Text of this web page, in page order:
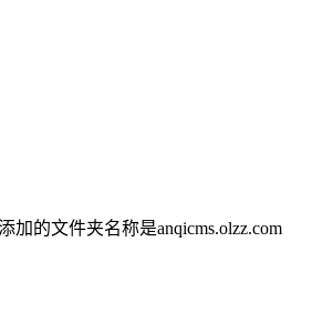
的文件夹名称是anqicms.olzz.com